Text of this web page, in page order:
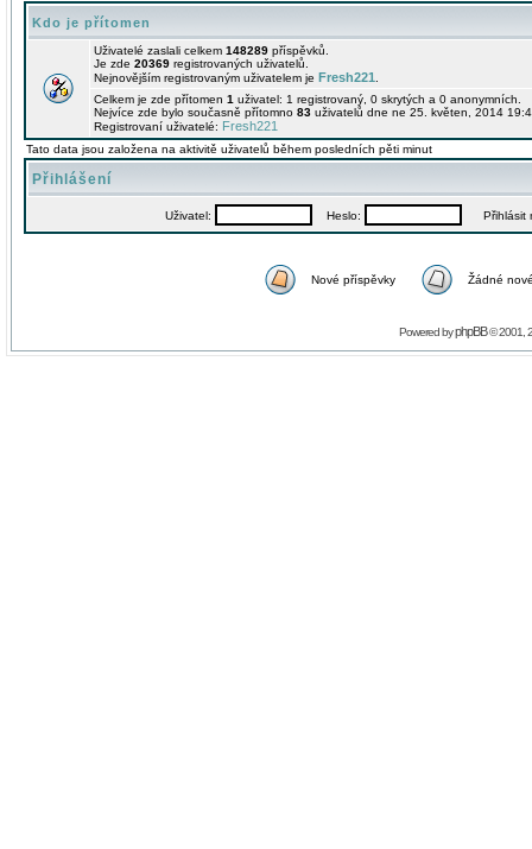
Kdo je přítomen
Uživatelé zaslali celkem 148289 příspěvků.
Je zde 20369 registrovaných uživatelů.
Nejnovějším registrovaným uživatelem je Fresh221
Celkem je zde přítomen 1 uživatel: 1 registrovaný, 0 skrytých a 0
Nejvíce zde bylo současně přítomno 83 uživatelů dne ne 25. květen, 2014
Registrovaní uživatelé: Fresh221
Tato data jsou založena na aktivitě uživatelů během posledních pěti minut
Přihlášení
Uživatel: Heslo: Přihlásit
Nové příspěvky Žádné
Powered byphpBB© 2001,